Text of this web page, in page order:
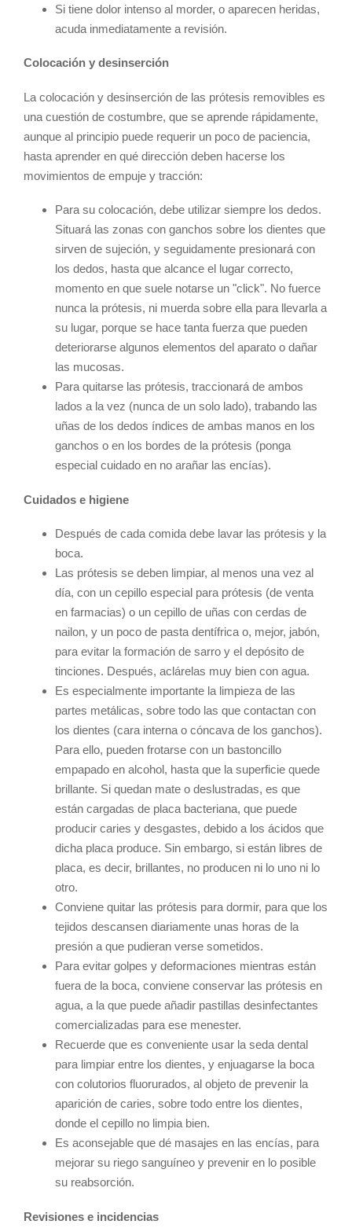
Si tiene dolor intenso al morder, o aparecen heridas,
acuda inmediatamente a revisión.
Colocación y desinserción
La colocación y desinserción de las prótesis removibles es
una cuestión de costumbre, que se aprende rápidamente,
aunque al principio puede requerir un poco de paciencia,
hasta aprender en qué dirección deben hacerse los
movimientos de empuje y tracción:
Para su colocación, debe utilizar siempre los dedos.
Situará las zonas con ganchos sobre los dientes que
sirven de sujeción, y seguidamente presionará con
los dedos, hasta que alcance el lugar correcto,
momento en que suele notarse un "click". No fuerce
nunca la prótesis, ni muerda sobre ella para llevarla a
su lugar, porque se hace tanta fuerza que pueden
deteriorarse algunos elementos del aparato o dañar
las mucosas.
Para quitarse las prótesis, traccionará de ambos
lados a la vez (nunca de un solo lado), trabando las
uñas de los dedos índices de ambas manos en los
ganchos o en los bordes de la prótesis (ponga
especial cuidado en no arañar las encías).
Cuidados e higiene
Después de cada comida debe lavar las prótesis y la
boca.
Las prótesis se deben limpiar, al menos una vez al
día, con un cepillo especial para prótesis (de venta
en farmacias) o un cepillo de uñas con cerdas de
nailon, y un poco de pasta dentífrica o, mejor, jabón,
para evitar la formación de sarro y el depósito de
tinciones. Después, aclárelas muy bien con agua.
Es especialmente importante la limpieza de las
partes metálicas, sobre todo las que contactan con
los dientes (cara interna o cóncava de los ganchos).
Para ello, pueden frotarse con un bastoncillo
empapado en alcohol, hasta que la superficie quede
brillante. Si quedan mate o deslustradas, es que
están cargadas de placa bacteriana, que puede
producir caries y desgastes, debido a los ácidos que
dicha placa produce. Sin embargo, si están libres de
placa, es decir, brillantes, no producen ni lo uno ni lo
otro.
Conviene quitar las prótesis para dormir, para que los
tejidos descansen diariamente unas horas de la
presión a que pudieran verse sometidos.
Para evitar golpes y deformaciones mientras están
fuera de la boca, conviene conservar las prótesis en
agua, a la que puede añadir pastillas desinfectantes
comercializadas para ese menester.
Recuerde que es conveniente usar la seda dental
para limpiar entre los dientes, y enjuagarse la boca
con colutorios fluorurados, al objeto de prevenir la
aparición de caries, sobre todo entre los dientes,
donde el cepillo no limpia bien.
Es aconsejable que dé masajes en las encías, para
mejorar su riego sanguíneo y prevenir en lo posible
su reabsorción.
Revisiones e incidencias